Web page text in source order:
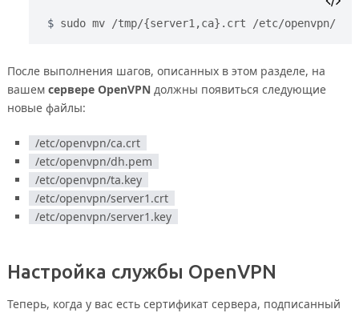
sudo mv /tmp/{server1,ca}.crt /etc/openvpn/
После выполнения шагов, описанных в этом разделе, на
вашем сервере OpenVPN должны появиться следующие
новые файлы:
/etc/openvpn/ca.crt
/etc/openvpn/dh.pem
/etc/openvpn/ta.key
/etc/openvpn/server1.crt
/etc/openvpn/server1.key
Настройка службы OpenVPN
Теперь, когда у вас есть сертификат сервера, подписанный